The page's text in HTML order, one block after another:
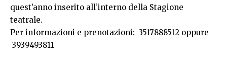
quest’anno inserito all’interno della Stagione
teatrale.
Per informazioni e prenotazioni: 3517888512 oppure
3939493811